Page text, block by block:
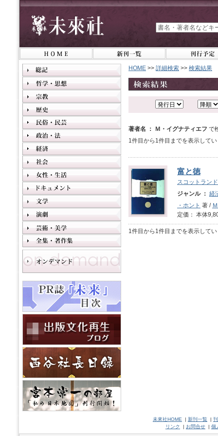
HOME >> 詳細検索 >> 検索結果
著者名 ： Ｍ・イグナティエフ で
1件目から1件目までを表示して
富と徳
スコットラン
ジャンル ： 経
・ホント 著 /
定価： 本体
1件目から1件目までを表示して
未來社HOME | 新刊一覧 |
リンク
| お問合せ | 個